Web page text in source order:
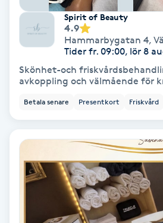
Fransk manikyr
Fransrengöring
Frekvensterapi
Friskvård
Friskvårdsmassage
Frisör
Funktionsanalys
Spirit of Beauty
4.9
Hammarbygatan 4,
Tider fr. 09:00, lör 8
Skönhet-och
avkoppling och välmående för
Betala senare Presentkort Friskvård